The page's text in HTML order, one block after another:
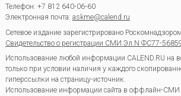
Телефон: +7 812 640-06-60
Электронная почта: askme@calend.ru
Сетевое издание зарегистрировано Роскомнадзором,
Свидетельство о регистрации СМИ Эл.N ФС77-
Использование любой информации CALEND.RU на
только при условии наличия у каждого
гиперссылки на страницу-источник.
Использование информации сайта в оффлайн-СМИ